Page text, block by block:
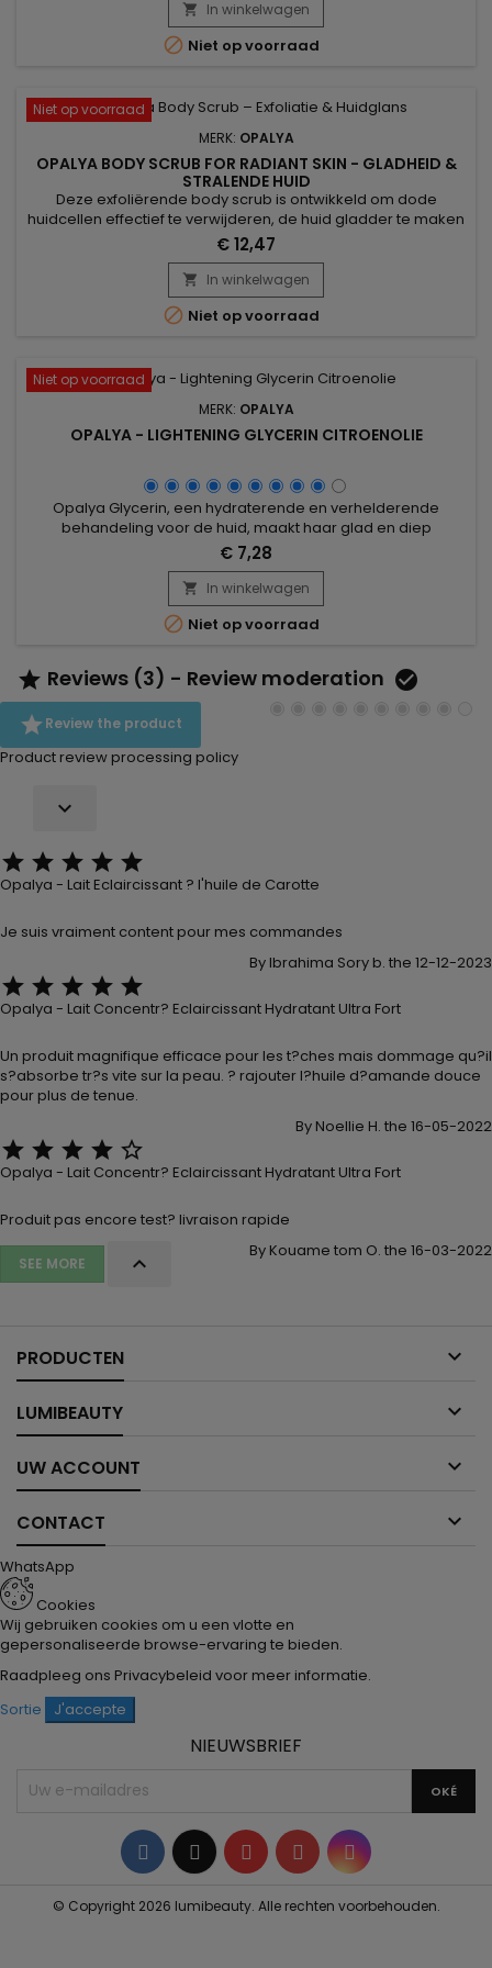
Abrikozenpit.&nbsp; De verlichtingskracht, geproduceerd
door de verschillende actieve ingrediënten die in de formule
worden gebruikt,...
 In winkelwagen
 Niet op voorraad
Niet op voorraad
MERK: OPALYA
OPALYA BODY SCRUB FOR RADIANT SKIN - GLADHEID &
STRALENDE HUID
Deze exfoliërende body scrub is ontwikkeld om dode
huidcellen effectief te verwijderen, de huid gladder te maken
en de natuurlijke glans te verbeteren. Opalya Exfoliërende
Body Scrub combineert natuurlijke exfolianten zoals
abrikozenpitpoeder, puimsteen, maïspoeder en kaolin om
de huid zacht te zuiveren zonder irritatie. De romige textuur
maakt massage...
€ 12,47
 In winkelwagen
 Niet op voorraad
Niet op voorraad
MERK: OPALYA
OPALYA - LIGHTENING GLYCERIN CITROENOLIE
Opalya Glycerin, een hydraterende en verhelderende
behandeling voor de huid, maakt haar glad en diep
gehydrateerd en biedt zo een effectieve oplossing om het
uiterlijk van uw huid zichtbaar te verbeteren en helpt een
egalere en stralende teint te bereiken.Brightening Opalya
Glycerin is verrijkt met vochtinbrengende bestanddelen en
helpt de hele dag door...
€ 7,28
 In winkelwagen
 Niet op voorraad
 Reviews (3) - Review moderation 
Review the product
Product review processing policy

    
Opalya - Lait Eclaircissant ? l'huile de Carotte
Je suis vraiment content pour mes commandes
By Ibrahima Sory b. the 12-12-2023
    
Opalya - Lait Concentr? Eclaircissant Hydratant Ultra Fort
Un produit magnifique efficace pour les t?ches mais dommage qu?il
s?absorbe tr?s vite sur la peau. ? rajouter l?huile d?amande douce
pour plus de tenue.
By Noellie H. the 16-05-2022
    
Opalya - Lait Concentr? Eclaircissant Hydratant Ultra Fort
Produit pas encore test? livraison rapide
By Kouame tom O. the 16-03-2022
SEE MORE 
PRODUCTEN 
LUMIBEAUTY 
UW ACCOUNT 
CONTACT 
WhatsApp
Cookies
Wij gebruiken cookies om u een vlotte en
gepersonaliseerde browse-ervaring te bieden.
Raadpleeg ons Privacybeleid voor meer informatie.
Sortie
J'accepte
NIEUWSBRIEF
Facebook
TwitterYouTubePinterestInstagram
© Copyright 2026 lumibeauty. Alle rechten voorbehouden.